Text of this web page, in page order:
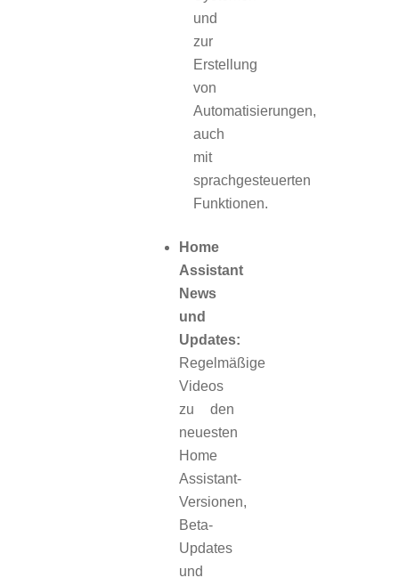
und
zur
Erstellung
von
Automatisierungen,
auch
mit
sprachgesteuerten
Funktionen.
Home
Assistant
News
und
Updates:
Regelmäßige
Videos
zu den
neuesten
Home
Assistant-
Versionen,
Beta-
Updates
und